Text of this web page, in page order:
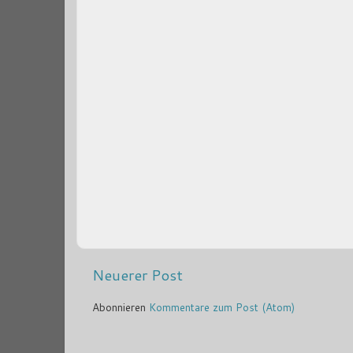
Neuerer Post
Abonnieren Kommentare zum Post (Atom)